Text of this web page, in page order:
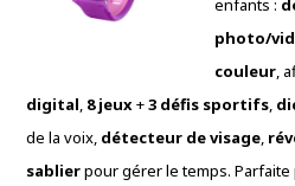
enfants :
photo/
couleur,
digital, 8 jeux+3 défis sportifs,
de la voix, détecteur de visage,
sablierpour gérer le temps. Parfaite